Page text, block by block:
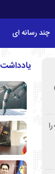
چند رسانه ای
یادداشت